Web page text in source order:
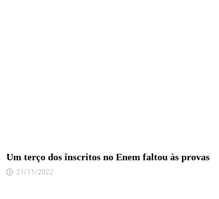
Um terço dos inscritos no Enem faltou às provas
21/11/2022